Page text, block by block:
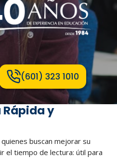
(601) 323 1010
y
buscan mejorar su
el tiempo de lectura: útil para